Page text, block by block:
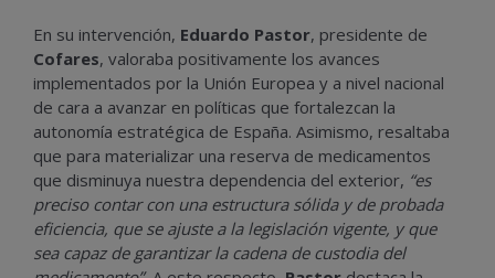
En su intervención, Eduardo Pastor, presidente de
Cofares, valoraba positivamente los avances
implementados por la Unión Europea y a nivel nacional
de cara a avanzar en políticas que fortalezcan la
autonomía estratégica de España. Asimismo, resaltaba
que para materializar una reserva de medicamentos
que disminuya nuestra dependencia del exterior, “es
preciso contar con una estructura sólida y de probada
eficiencia, que se ajuste a la legislación vigente, y que
sea capaz de garantizar la cadena de custodia del